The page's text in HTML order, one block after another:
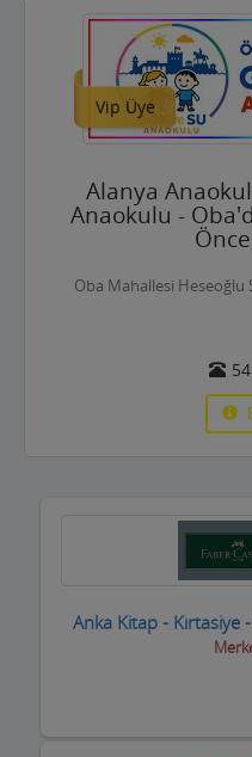
Av Malzemeleri
Avukatlar ve Hukuk
Ayakkabıcılar ve
Balık Evi Restaurant
Bayan Kuaför Salonları
Beyaz Eşya Teknik
Vip Üye
Alanya
Anaokulu -
Oba Mahallesi Heseoğlu
Anka Kitap - Kırtasiye